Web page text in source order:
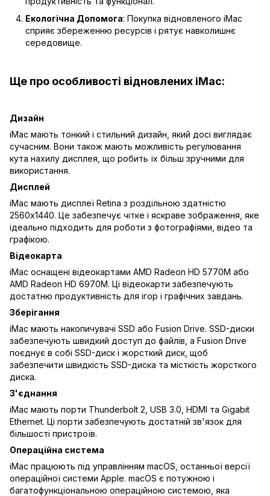
Екологічна Допомога: Покупка відновленого iMac
сприяє збереженню ресурсів і рятує навколишнє
середовище.
Ще про особливості відновлених iMac:
Дизайн
iMac мають тонкий і стильний дизайн, який досі виглядає
сучасним. Вони також мають можливість регулювання
кута нахилу дисплея, що робить їх більш зручними для
використання.
Дисплей
iMac мають дисплеї Retina з роздільною здатністю
2560x1440. Це забезпечує чітке і яскраве зображення, яке
ідеально підходить для роботи з фотографіями, відео та
графікою.
Відеокарта
iMac оснащені відеокартами AMD Radeon HD 5770M або
AMD Radeon HD 6970M. Ці відеокарти забезпечують
достатню продуктивність для ігор і графічних завдань.
Зберігання
iMac мають накопичувачі SSD або Fusion Drive. SSD-диски
забезпечують швидкий доступ до файлів, а Fusion Drive
поєднує в собі SSD-диск і жорсткий диск, щоб
забезпечити швидкість SSD-диска та місткість жорсткого
диска.
З'єднання
iMac мають порти Thunderbolt 2, USB 3.0, HDMI та Gigabit
Ethernet. Ці порти забезпечують достатній зв'язок для
більшості пристроїв.
Операційна система
iMac працюють під управлінням macOS, останньої версії
операційної системи Apple. macOS є потужною і
багатофункціональною операційною системою, яка